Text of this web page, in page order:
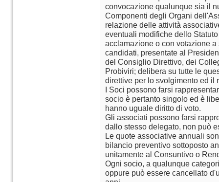
convocazione qualunque sia il
Componenti degli Organi
relazione delle attività
eventuali modifiche dello
acclamazione o con votazione
candidati, presentate al
del Consiglio Direttivo, dei
Probiviri; delibera su tutte le
direttive per lo svolgimento ed il
I Soci possono farsi
socio è pertanto singolo ed è
hanno uguale diritto di voto.
Gli associati possono farsi
dallo stesso delegato, non può
Le quote associative annuali
bilancio preventivo sottoposto
unitamente al Consuntivo o
Ogni socio, a qualunque
oppure può essere cancellato